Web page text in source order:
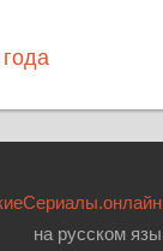
на русском